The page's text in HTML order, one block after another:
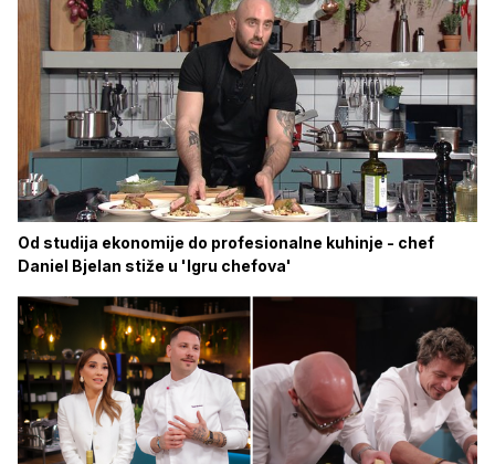
Od studija ekonomije do profesionalne kuhinje - chef
Daniel Bjelan stiže u 'Igru chefova'